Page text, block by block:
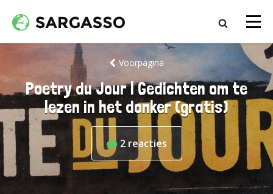
Voorpagina
Poetry du Jour | Gedichten om te
lezen in het donker (gratis)
2 reacties